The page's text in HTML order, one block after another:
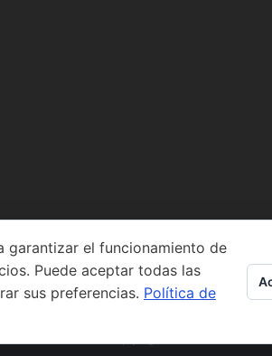
garantizar el funcionamiento de
Puede aceptar todas las
sus preferencias. Política de